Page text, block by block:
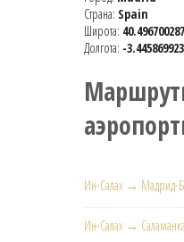
Страна: Spain
Широта: 40.496700287
Долгота: -3.445869923
Ин-Салах → Мадрид-
Ин-Салах → Саламанка